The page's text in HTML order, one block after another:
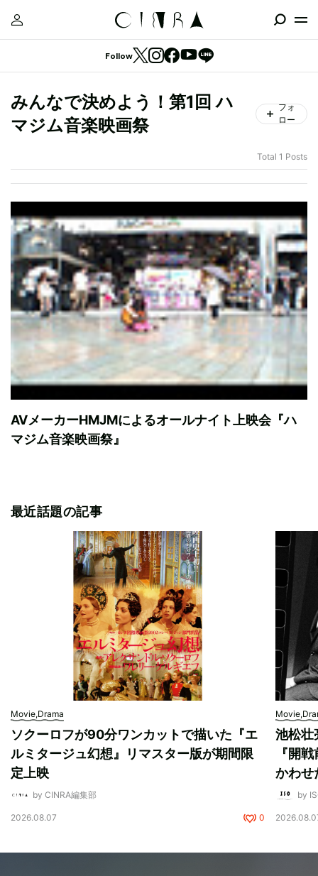
Follow
みんなで決めよう！第1回 ハ
マジム音楽映画祭
フォ
ロー
Total 1 Posts
AVメーカーHMJMによるオールナイト上映会『ハ
マジム音楽映画祭』
最近話題の記事
Movie,Drama
ソクーロフが90分ワンカットで描いた『エ
ルミタージュ幻想』リマスター版が期間限
定上映
by CINRA編集部
2026.08.07 0
池松壮
『開
かわせ
by